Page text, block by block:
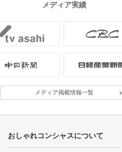
体重 :18 kg
体型 :標準
シンプルで可
年齢 :5 歳
体重 :18 kg
メディア実績
メディア掲載情報一覧
おしゃれコンシャスについて